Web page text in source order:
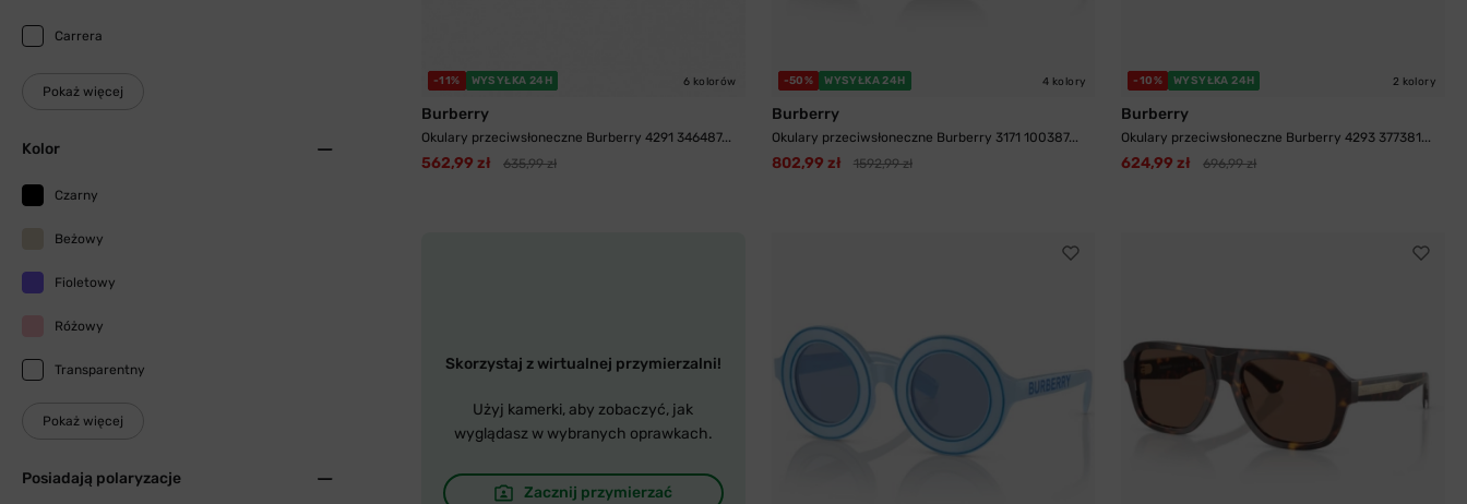
Carrera
Pokaż więcej
Kolor
Czarny
Beżowy
Fioletowy
Różowy
Transparentny
Pokaż więcej
Posiadają polaryzacje
-11% WYSYŁKA 24H 6 kolorów
Burberry
Okulary przeciwsłoneczne Burberry 4291 346487...
562,99 zł 635,99 zł
-50% WYSYŁKA 24H 4 kolory
Burberry
Okulary przeciwsłoneczne Burberry 3171 100387...
802,99 zł 1592,99 zł
-10% WYSYŁKA 24H 2 kolory
Burberry
Okulary przeciwsłoneczne Burberry 4293 377381...
624,99 zł 696,99 zł
Skorzystaj z wirtualnej przymierzalni!
Użyj kamerki, aby zobaczyć, jak
wyglądasz w wybranych oprawkach.
Zacznij przymierzać